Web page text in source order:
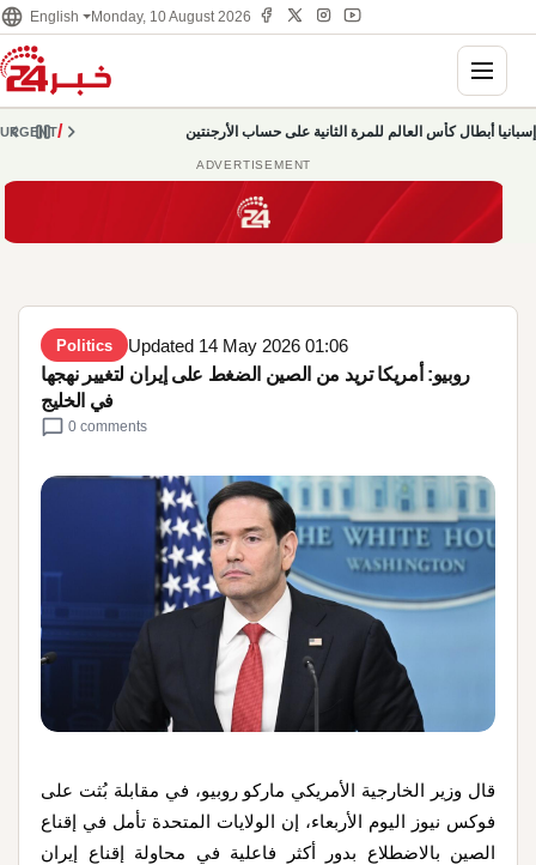
language English Monday, 10 August 2026
Toggle
URGENT/ إسبانيا أبطال كأس العالم للمرة الثانية على حساب الأرجنتين chevron_right
pause
chevron_left
ADVERTISEMENT
Politics
Updated 14 May 2026 01:06
روبيو: أمريكا تريد من الصين الضغط على إيران لتغيير نهجها
في الخليج
chat_bubble 0 comments
قال ‌وزير الخارجية الأمريكي ماركو روبيو، في مقابلة بُثت على
فوكس نيوز اليوم الأربعاء، إن الولايات المتحدة تأمل في إقناع
الصين بالاضطلاع بدور أكثر فاعلية في محاولة إقناع إيران